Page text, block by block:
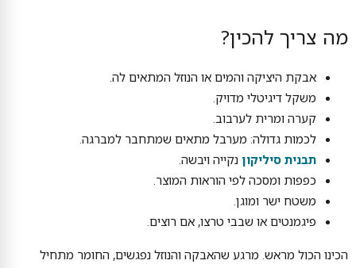
מה צריך להכין?
אבקת היציקה והמים או הנוזל המתאים לה.
משקל דיגיטלי מדויק.
קערה ומרית לערבוב.
לכמות גדולה: מערבל מתאים שמתחבר למברגה.
תבנית סיליקון נקייה ויבשה.
כפפות ומסכה לפי הוראות המוצר.
משטח ישר ומוגן.
פיגמנטים או שבבי טרצו, אם רוצים.
הכינו הכול מראש. מרגע שהאבקה והנוזל נפגשים, החומר מתחיל